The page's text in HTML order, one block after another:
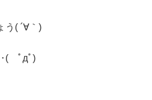
う( ´∀｀)
‥( ﾟдﾟ)